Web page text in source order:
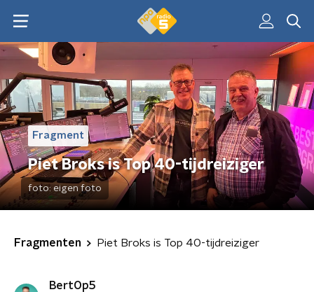
Fragment
Piet Broks is Top 40-tijdreiziger
foto: eigen foto
Fragmenten Piet Broks is Top 40-tijdreiziger
BertOp5